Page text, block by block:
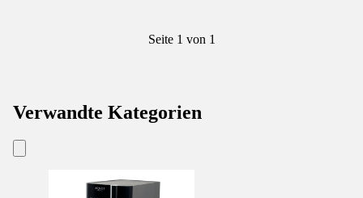
Seite 1 von 1
Verwandte Kategorien